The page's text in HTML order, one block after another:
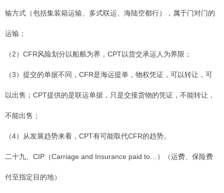
输方式（包括集装箱运输、多式联运、海陆空都行），属于门对门的
运输；
（2）CFR风险划分以船舷为界，CPT以货交承运人为界限；
（3）提交的单据不同，CFR是海运提单，物权凭证，可以转让，可
以出售；CPT提供的是联运单据，只是交接货物的凭证，不能转让，
不能出售；
（4）从发展趋势来看，CPT有可能取代CFR的趋势。
二十九、CIP（Carriage and Insurance paid to…）（运费、保险费
付至指定目的地）